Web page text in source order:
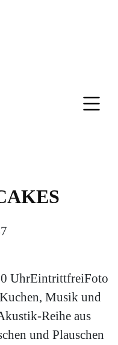
UhrEintrittfreiFoto
Musik und
Reihe aus
und Plauschen